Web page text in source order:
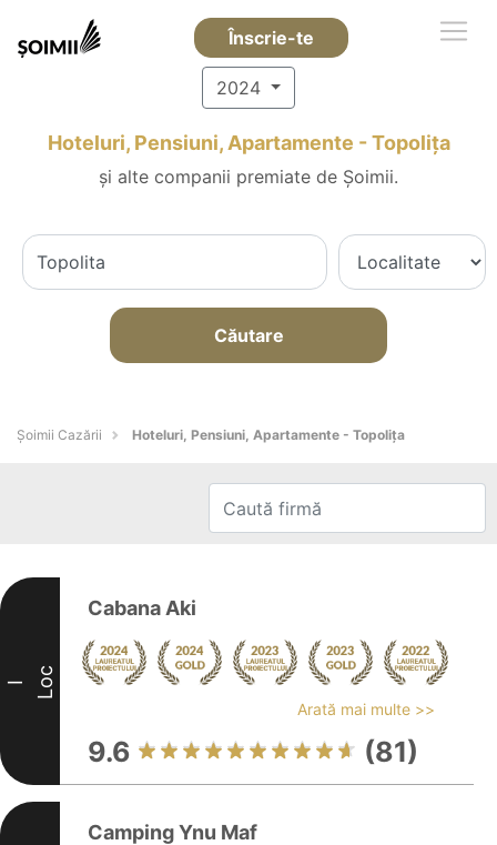
Înscrie-te
2024
Hoteluri, Pensiuni, Apartamente - Topoliţa
și alte companii premiate de Șoimii.
Căutare
Șoimii Cazării Hoteluri, Pensiuni, Apartamente - Topoliţa
I Loc
Cabana Aki
Arată mai multe >>
9.6 (81)
Camping Ynu Maf